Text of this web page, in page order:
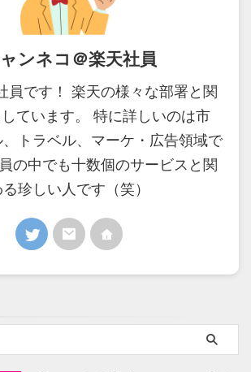
ンネコ＠楽天社員
員です！ 楽天の様々な部署と関
ています。 特に詳しいのは市
トラベル、マーケ・広告領域で
の中でも十数個のサービスと関
珍しい人です（笑）